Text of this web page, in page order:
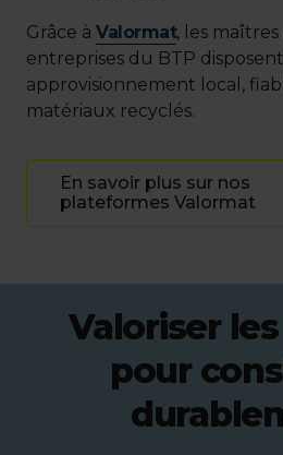
Grâce à Valormat, les
entreprises du BTP
approvisionnement local,
matériaux recyclés.
En savoir plus sur nos
plateformes Valormat
Valoriser
pour